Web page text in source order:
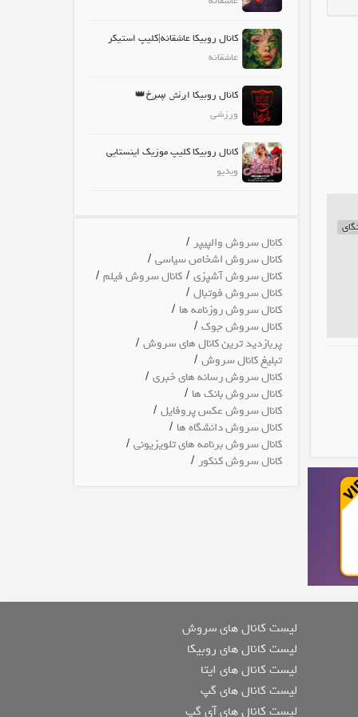
کانال روبیکا عاشقانه|کلیپ استیکر
عاشقانه
کانال روبیکا اږٺݜ ڛږڂ👑
ورزشی
کانال روبیکا کلیپ موزیک اینستایی
ویدیو
کانال سروش والپیپر/
کانال سروش اشخاص سیاسی/
کانال سروش آشپزی/ کانال سروش فیلم/
کانال سروش فوتبال/
کانال سروش روزنامه ها /
کانال سروش جوک/
پربازدید ترین کانال های سروش/
تبلیغ کانال سروش/
کانال سروش رسانه های خبری/
کانال سروش بانک ها /
کانال سروش عکس پروفایل/
کانال سروش دانشگاه ها /
کانال سروش برنامه های تلویزیونی/
کانال سروش کنکور/
لیست کانال های سروش
لیست کانال های روبیکا
لیست کانال های ایتا
لیست کانال های گپ
لیست کانال های آی گپ